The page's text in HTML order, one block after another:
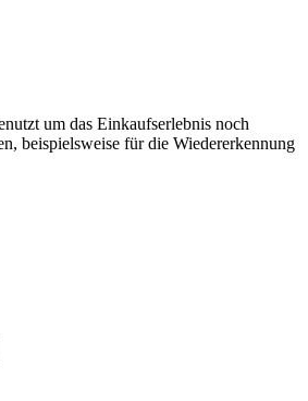
um das Einkaufserlebnis noch
beispielsweise für die Wiedererkennung